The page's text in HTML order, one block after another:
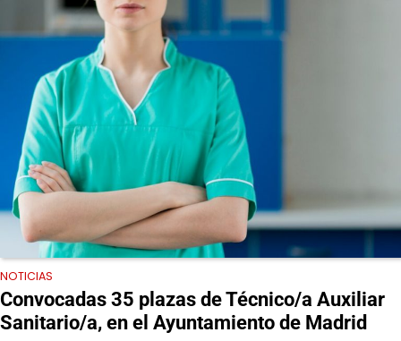
NOTICIAS
Convocadas 35 plazas de Técnico/a Auxiliar
Sanitario/a, en el Ayuntamiento de Madrid